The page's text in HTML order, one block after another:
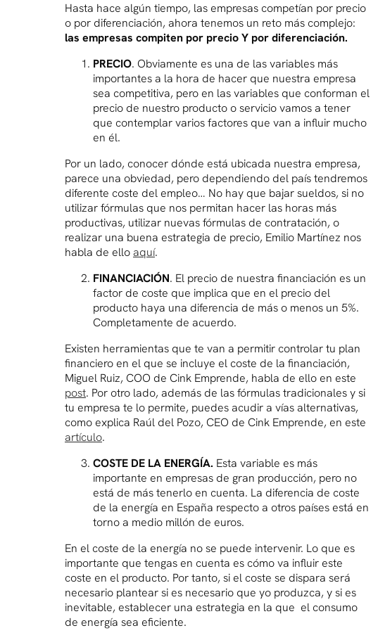
Hasta hace algún tiempo, las empresas competían por precio
o por diferenciación, ahora tenemos un reto más complejo:
las empresas compiten por precio Y por diferenciación.
PRECIO. Obviamente es una de las variables más
importantes a la hora de hacer que nuestra empresa
sea competitiva, pero en las variables que conforman el
precio de nuestro producto o servicio vamos a tener
que contemplar varios factores que van a influir mucho
en él.
Por un lado, conocer dónde está ubicada nuestra empresa,
parece una obviedad, pero dependiendo del país tendremos
diferente coste del empleo… No hay que bajar sueldos, si no
utilizar fórmulas que nos permitan hacer las horas más
productivas, utilizar nuevas fórmulas de contratación, o
realizar una buena estrategia de precio, Emilio Martínez nos
habla de ello aquí.
FINANCIACIÓN. El precio de nuestra financiación es un
factor de coste que implica que en el precio del
producto haya una diferencia de más o menos un 5%.
Completamente de acuerdo.
Existen herramientas que te van a permitir controlar tu plan
financiero en el que se incluye el coste de la financiación,
Miguel Ruiz, COO de Cink Emprende, habla de ello en este
post. Por otro lado, además de las fórmulas tradicionales y si
tu empresa te lo permite, puedes acudir a vías alternativas,
como explica Raúl del Pozo, CEO de Cink Emprende, en este
artículo.
COSTE DE LA ENERGÍA. Esta variable es más
importante en empresas de gran producción, pero no
está de más tenerlo en cuenta. La diferencia de coste
de la energía en España respecto a otros países está en
torno a medio millón de euros.
En el coste de la energía no se puede intervenir. Lo que es
importante que tengas en cuenta es cómo va influir este
coste en el producto. Por tanto, si el coste se dispara será
necesario plantear si es necesario que yo produzca, y si es
inevitable, establecer una estrategia en la que el consumo
de energía sea eficiente.